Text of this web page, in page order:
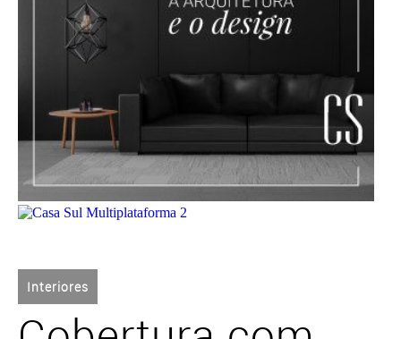
Interiores